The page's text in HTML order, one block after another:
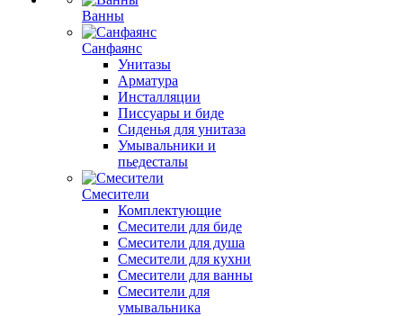
Ванны
Санфаянс
Унитазы
Арматура
Инсталляции
Писсуары и биде
Сиденья для унитаза
Умывальники и
пьедесталы
Смесители
Комплектующие
Смесители для биде
Смесители для душа
Смесители для кухни
Смесители для ванны
Смесители для
умывальника